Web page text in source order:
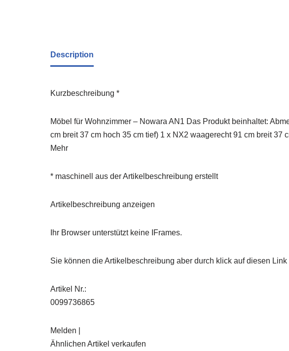
Description
Kurzbeschreibung *
Möbel für Wohnzimmer – Nowara AN1 Das Produkt beinhaltet:
cm breit 37 cm hoch 35 cm tief) 1 x NX2 waagerecht 91 cm breit
Mehr
* maschinell aus der Artikelbeschreibung erstellt
Artikelbeschreibung anzeigen
Ihr Browser unterstützt keine IFrames.
Sie können die Artikelbeschreibung aber durch klick auf diesen Link
Artikel Nr.:
0099736865
Melden |
Ähnlichen Artikel verkaufen